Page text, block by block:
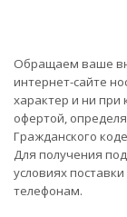
Обращаем ваше
интернет-сайте
характер и ни при
офертой,
Гражданского
Для получения
условиях
телефонам.